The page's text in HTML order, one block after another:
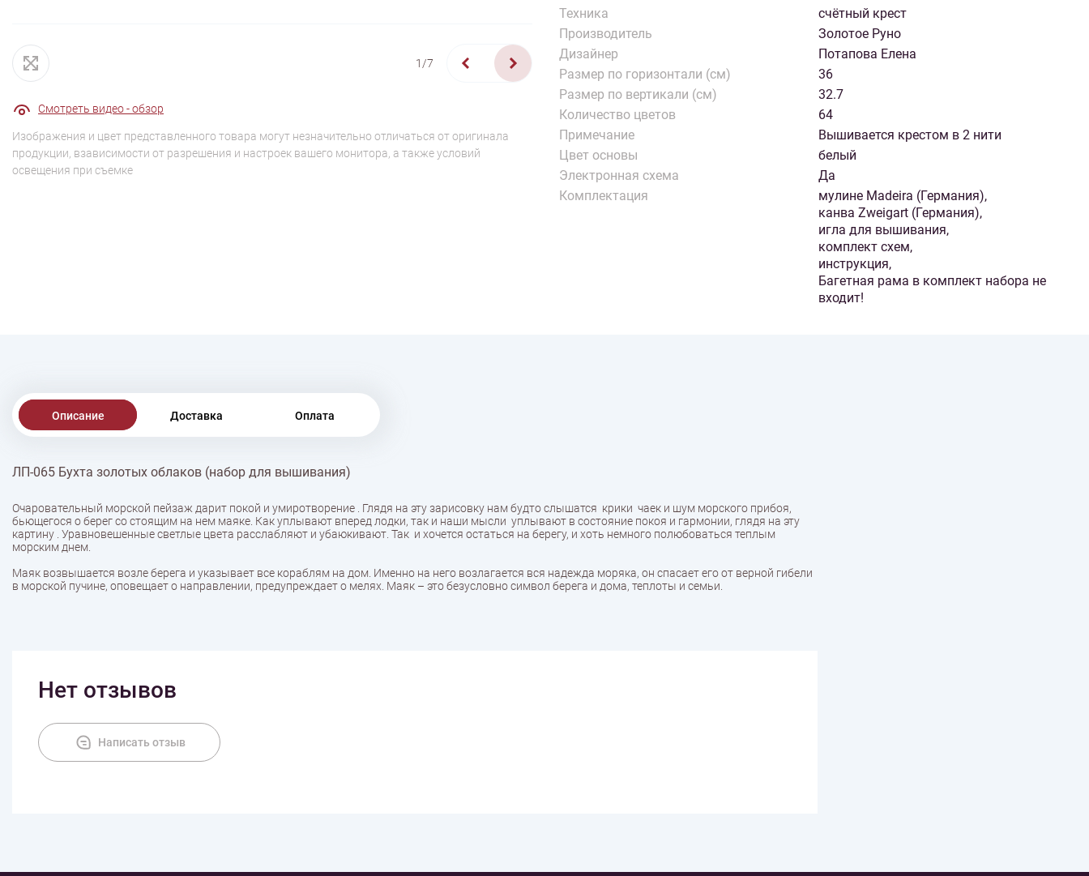
1/7
Смотреть видео - обзор
Изображения и цвет представленного товара могут незначительно отличаться от оригинала
продукции, взависимости от разрешения и настроек вашего монитора, а также условий
освещения при съемке
Техника
счётный крест
Производитель
Золотое Руно
Дизайнер
Потапова Елена
Размер по горизонтали (см)
36
Размер по вертикали (см)
32.7
Количество цветов
64
Примечание
Вышивается крестом в 2 нити
Цвет основы
белый
Электронная схема
Да
Комплектация
мулине Madeira (Германия),
канва Zweigart (Германия),
игла для вышивания,
комплект схем,
инструкция,
Багетная рама в комплект набора не
входит!
Описание Доставка Оплата
ЛП-065 Бухта золотых облаков (набор для вышивания)
Очаровательный морской пейзаж дарит покой и умиротворение . Глядя на эту зарисовку нам будто слышатся крики чаек и шум морского прибоя,
бьющегося о берег со стоящим на нем маяке. Как уплывают вперед лодки, так и наши мысли уплывают в состояние покоя и гармонии, глядя на эту
картину . Уравновешенные светлые цвета расслабляют и убаюкивают. Так и хочется остаться на берегу, и хоть немного полюбоваться теплым
морским днем.
Маяк возвышается возле берега и указывает все кораблям на дом. Именно на него возлагается вся надежда моряка, он спасает его от верной гибели
в морской пучине, оповещает о направлении, предупреждает о мелях. Маяк – это безусловно символ берега и дома, теплоты и семьи.
Нет отзывов
Написать отзыв